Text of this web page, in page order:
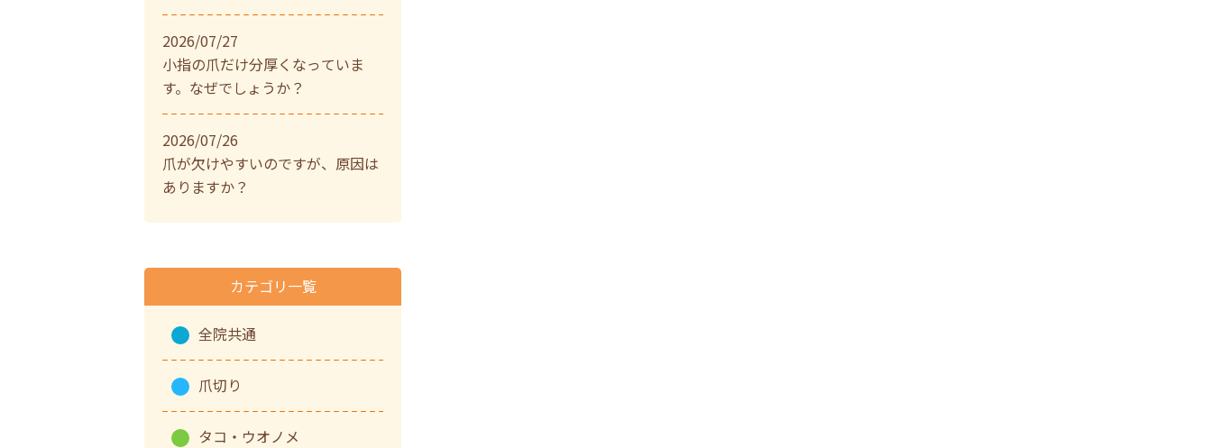
2026/07/27
小指の爪だけ分厚くなっていま
す。なぜでしょうか？
2026/07/26
爪が欠けやすいのですが、原因は
ありますか？
カテゴリ一覧
全院共通
爪切り
タコ・ウオノメ